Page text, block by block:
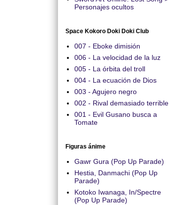
Personajes ocultos
Space Kokoro Doki Doki Club
007 - Eboke dimisión
006 - La velocidad de la luz
005 - La órbita del troll
004 - La ecuación de Dios
003 - Agujero negro
002 - Rival demasiado terrible
001 - Evil Gusano busca a
Tomate
Figuras ánime
Gawr Gura (Pop Up Parade)
Hestia, Danmachi (Pop Up
Parade)
Kotoko Iwanaga, In/Spectre
(Pop Up Parade)